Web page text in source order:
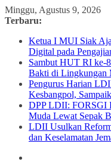
Skip
to
Minggu, Agustus 9, 2026
Terbaru:
Ketua I MUI Siak
Digital pada
Sambut HUT RI ke-
Bakti di Lingkungan
Pengurus Harian
Kesbangpol,
DPP LDII: FORSGI
Muda Lewat Sepak
LDII Usulkan
dan Keselamatan